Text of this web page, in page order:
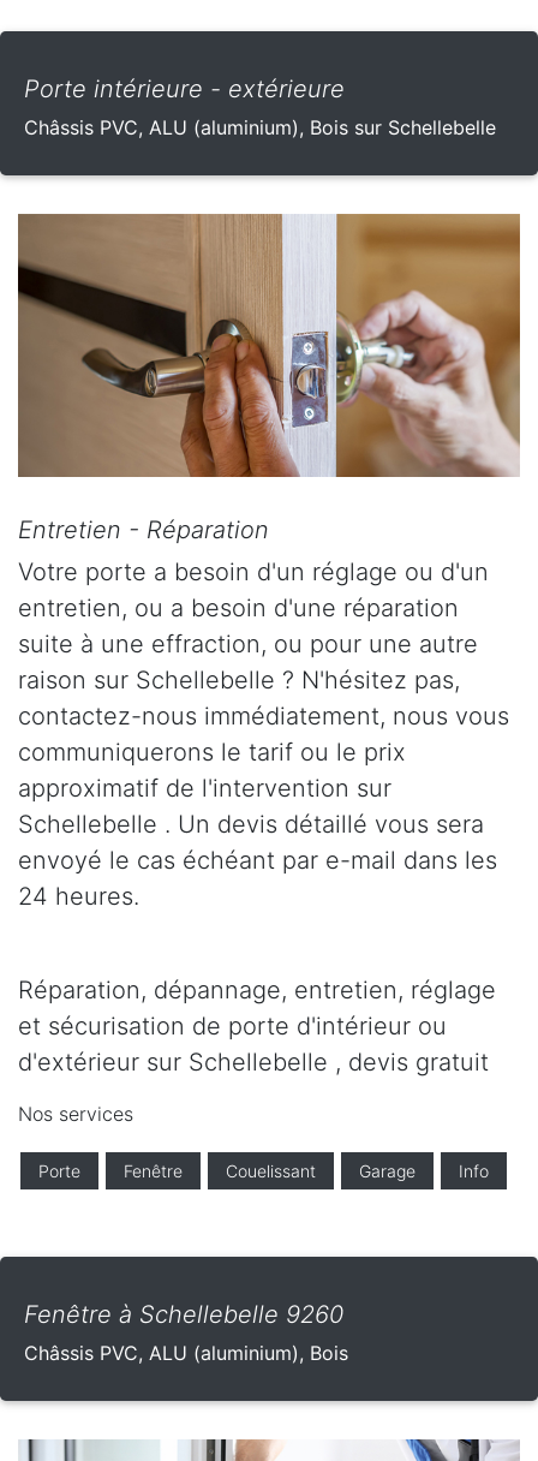
Porte intérieure - extérieure
Châssis PVC, ALU (aluminium), Bois sur Schellebelle
Entretien - Réparation
Votre porte a besoin d'un réglage ou d'un
entretien, ou a besoin d'une réparation
suite à une effraction, ou pour une autre
raison sur Schellebelle ? N'hésitez pas,
contactez-nous immédiatement, nous vous
communiquerons le tarif ou le prix
approximatif de l'intervention sur
Schellebelle . Un devis détaillé vous sera
envoyé le cas échéant par e-mail dans les
24 heures.
Réparation, dépannage, entretien, réglage
et sécurisation de porte d'intérieur ou
d'extérieur sur Schellebelle , devis gratuit
Nos services
Porte Fenêtre Couelissant Garage Info
Fenêtre à Schellebelle 9260
Châssis PVC, ALU (aluminium), Bois